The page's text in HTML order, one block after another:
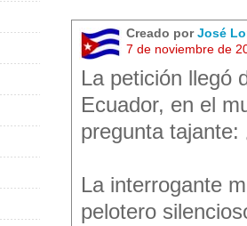
Creado porJosé
7 de noviembre de
La petición llegó
Ecuador, en el
pregunta
La interrogante
pelotero